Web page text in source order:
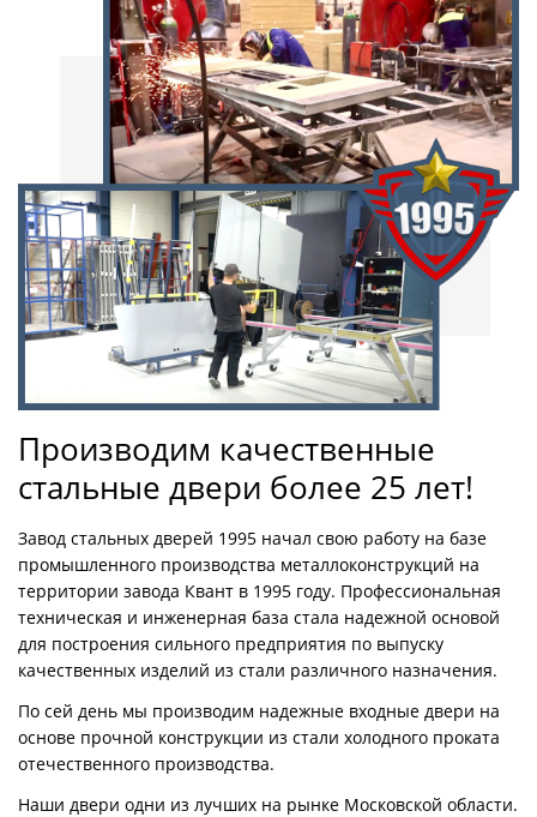
Производим качественные
стальные двери более 25 лет!
Завод стальных дверей 1995 начал свою работу на базе
промышленного производства металлоконструкций на
территории завода Квант в 1995 году. Профессиональная
техническая и инженерная база стала надежной основой
для построения сильного предприятия по выпуску
качественных изделий из стали различного назначения.
По сей день мы производим надежные входные двери на
основе прочной конструкции из стали холодного проката
отечественного производства.
Наши двери одни из лучших на рынке Московской области.